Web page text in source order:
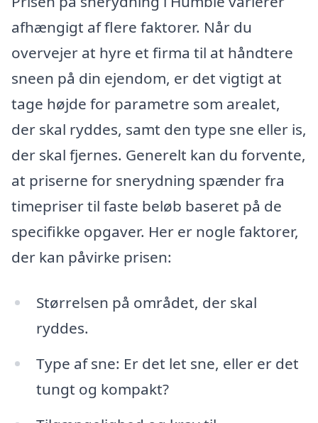
afhængigt af flere faktorer. Når du
overvejer at hyre et firma til at håndtere
sneen på din ejendom, er det vigtigt at
tage højde for parametre som arealet,
der skal ryddes, samt den type sne eller is,
der skal fjernes. Generelt kan du forvente,
at priserne for snerydning spænder fra
timepriser til faste beløb baseret på de
specifikke opgaver. Her er nogle faktorer,
der kan påvirke prisen:
Størrelsen på området, der skal
ryddes.
Type af sne: Er det let sne, eller er det
tungt og kompakt?